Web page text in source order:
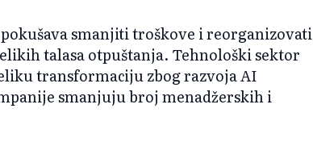
smanjiti troškove i reorganizovati
talasa otpuštanja. Tehnološki sektor
transformaciju zbog razvoja AI
smanjuju broj menadžerskih i